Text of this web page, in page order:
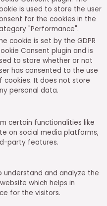
is used to store the user
for the cookies in the
"Performance".
cookie is set by the GDPR
Consent plugin and is
to store whether or not
has consented to the use
cookies. It does not store
personal data.
certain functionalities like
on social media platforms,
party features.
understand and analyze the
which helps in
for the visitors.